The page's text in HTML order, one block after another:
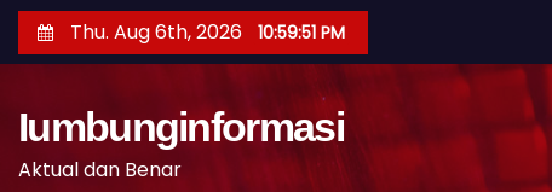
Thu. Aug 6th, 2026 10:59:52 PM
Iumbunginformasi
Aktual dan Benar